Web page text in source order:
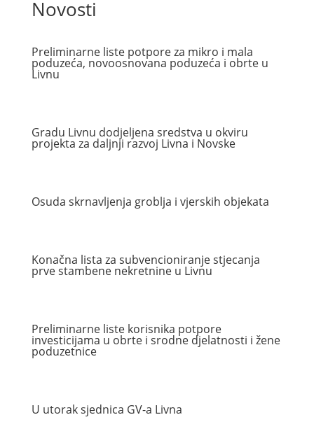
Novosti
Preliminarne liste potpore za mikro i mala
poduzeća, novoosnovana poduzeća i obrte u
Livnu
Gradu Livnu dodjeljena sredstva u okviru
projekta za daljnji razvoj Livna i Novske
Osuda skrnavljenja groblja i vjerskih objekata
Konačna lista za subvencioniranje stjecanja
prve stambene nekretnine u Livnu
Preliminarne liste korisnika potpore
investicijama u obrte i srodne djelatnosti i žene
poduzetnice
U utorak sjednica GV-a Livna